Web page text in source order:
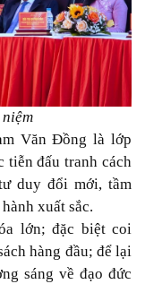
Văn Đồng là lớp
tiễn đấu tranh cách
duy đổi mới, tầm
xuất sắc.
lớn; đặc biệt coi
hàng đầu; để lại
sáng về đạo đức